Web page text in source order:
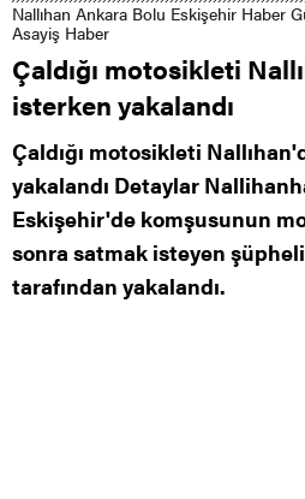
Nallıhan Ankara Bolu Eskişehir Haber
Asayiş Haber
Çaldığı motosikleti
isterken yakalandı
Çaldığı motosikleti
yakalandı Detaylar
Eskişehir'de komşusunun
sonra satmak isteyen
tarafından yakalandı.